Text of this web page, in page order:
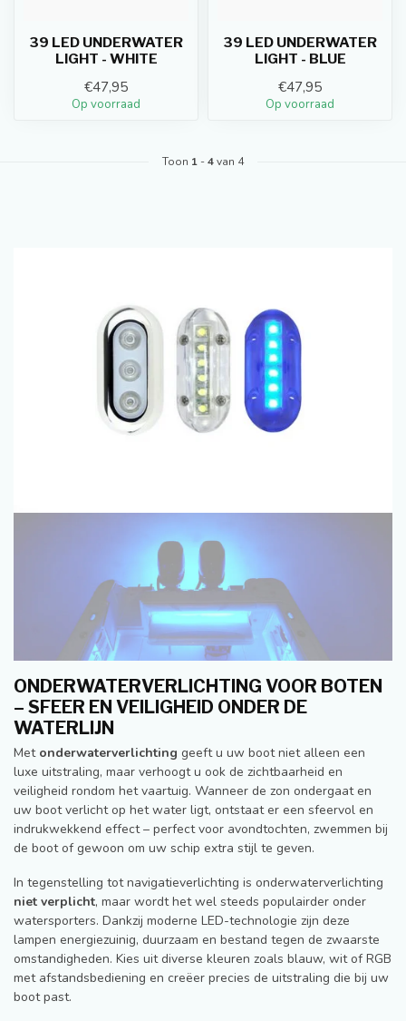
39 LED UNDERWATER
LIGHT - WHITE
€47,95
Op voorraad
39 LED UNDERWATER
LIGHT - BLUE
€47,95
Op voorraad
Toon 1 -4van 4
ONDERWATERVERLICHTING VOOR BOTEN
– SFEER EN VEILIGHEID ONDER DE
WATERLIJN
Met onderwaterverlichting geeft u uw boot niet alleen een
luxe uitstraling, maar verhoogt u ook de zichtbaarheid en
veiligheid rondom het vaartuig. Wanneer de zon ondergaat en
uw boot verlicht op het water ligt, ontstaat er een sfeervol en
indrukwekkend effect – perfect voor avondtochten, zwemmen bij
de boot of gewoon om uw schip extra stijl te geven.
In tegenstelling tot navigatieverlichting is onderwaterverlichting
niet verplicht, maar wordt het wel steeds populairder onder
watersporters. Dankzij moderne LED-technologie zijn deze
lampen energiezuinig, duurzaam en bestand tegen de zwaarste
omstandigheden. Kies uit diverse kleuren zoals blauw, wit of RGB
met afstandsbediening en creëer precies de uitstraling die bij uw
boot past.